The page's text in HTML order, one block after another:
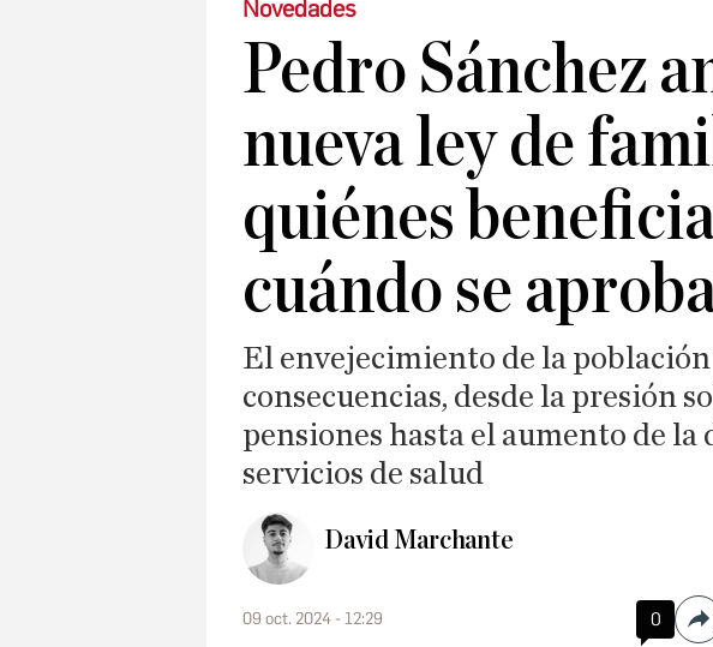
Novedades
Pedro Sánchez
nueva ley de
quiénes
cuándo se
El envejecimiento de la
consecuencias, desde la presión
pensiones hasta el aumento de la
servicios de salud
David Marchante
09 oct. 2024 - 12:29 0